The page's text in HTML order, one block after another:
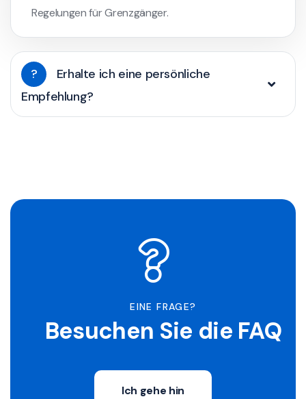
Regelungen für Grenzgänger.
?
Erhalte ich eine persönliche
Empfehlung?
EINE FRAGE?
Besuchen Sie die FAQ
Ich gehe hin